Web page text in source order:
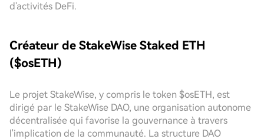
d'activités DeFi.
Créateur de StakeWise Staked ETH
($osETH)
Le projet StakeWise, y compris le token $osETH, est
dirigé par le StakeWise DAO, une organisation autonome
décentralisée qui favorise la gouvernance à travers
l'implication de la communauté. La structure DAO